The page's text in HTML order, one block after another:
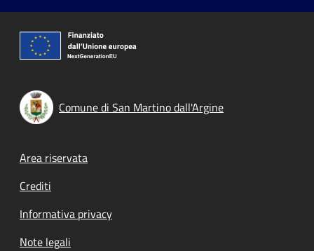
Comune di San Martino dall'Argine
Footer menu
Area riservata
Crediti
Informativa privacy
Note legali